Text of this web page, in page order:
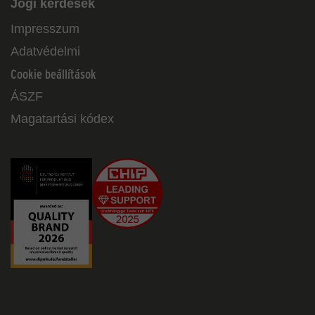
Jogi kérdések
Impresszum
Adatvédelmi
Cookie beállítások
ÁSZF
Magatartási kódex